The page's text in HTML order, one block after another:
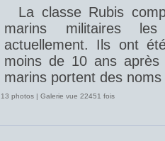
La classe Rubis
marins militaires
actuellement. Ils ont
moins de 10 ans
marins portent des
13 photos | Galerie vue 22451 fois